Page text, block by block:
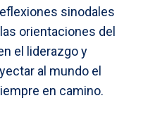
sinodales
orientaciones del
el liderazgo y
al mundo el
en camino.